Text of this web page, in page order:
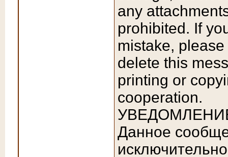
any
prohibited. If
mistake,
delete this
printing or
cooperation.
Данное